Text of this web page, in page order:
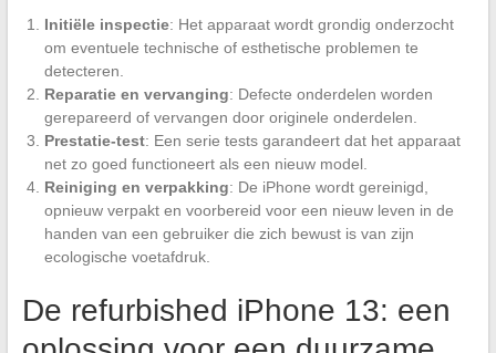
Initiële inspectie: Het apparaat wordt grondig onderzocht
om eventuele technische of esthetische problemen te
detecteren.
Reparatie en vervanging: Defecte onderdelen worden
gerepareerd of vervangen door originele onderdelen.
Prestatie-test: Een serie tests garandeert dat het apparaat
net zo goed functioneert als een nieuw model.
Reiniging en verpakking: De iPhone wordt gereinigd,
opnieuw verpakt en voorbereid voor een nieuw leven in de
handen van een gebruiker die zich bewust is van zijn
ecologische voetafdruk.
De refurbished iPhone 13: een